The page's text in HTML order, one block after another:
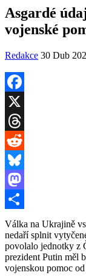
Asgardé
vojenské
Redakce 30 Dub
Facebook
X
Threads
Reddit
Bluesky
Mastodon
Share
Válka na Ukrajině
nedaří splnit
povolalo jednotky z
prezident Putin měl
vojenskou pomoc